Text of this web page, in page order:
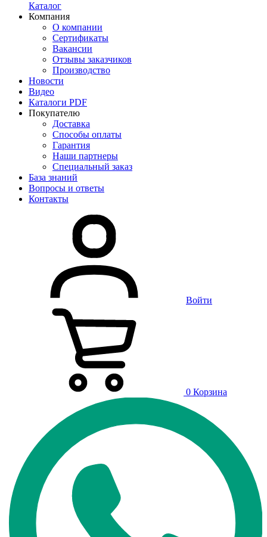
Каталог
Компания
О компании
Сертификаты
Вакансии
Отзывы заказчиков
Производство
Новости
Видео
Каталоги PDF
Покупателю
Доставка
Способы оплаты
Гарантия
Наши партнеры
Специальный заказ
База знаний
Вопросы и ответы
Контакты
Войти
0 Корзина